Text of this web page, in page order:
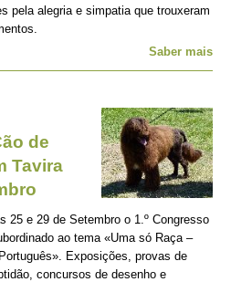
pela alegria e simpatia que trouxeram
Saber mais
de
Tavira
25 e 29 de Setembro o 1.º Congresso
ao tema «Uma só Raça –
Exposições, provas de
concursos de desenho e